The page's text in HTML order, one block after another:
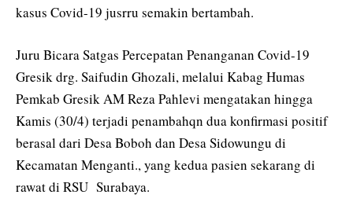
kasus Covid-19 jusrru semakin bertambah.
Juru Bicara Satgas Percepatan Penanganan Covid-19
Gresik drg. Saifudin Ghozali, melalui Kabag Humas
Pemkab Gresik AM Reza Pahlevi mengatakan hingga
Kamis (30/4) terjadi penambahqn dua konfirmasi positif
berasal dari Desa Boboh dan Desa Sidowungu di
Kecamatan Menganti., yang kedua pasien sekarang di
rawat di RSU Surabaya.